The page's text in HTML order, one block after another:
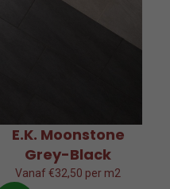
E.K. Moonstone
Grey-Black
Vanaf €32,50 per m2